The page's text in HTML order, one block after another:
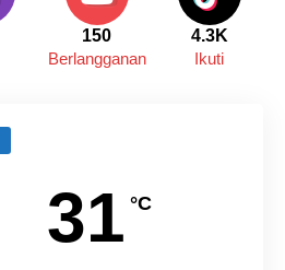
150
Berlangganan
4.3K
Ikuti
31 °C